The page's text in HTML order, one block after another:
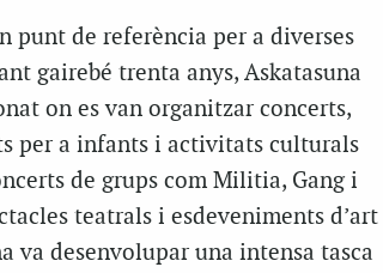
punt de referència per a diverses
gairebé trenta anys, Askatasuna
on es van organitzar concerts,
per a infants i activitats culturals
de grups com Militia, Gang i
teatrals i esdeveniments d’art
va desenvolupar una intensa tasca